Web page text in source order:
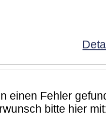
einen Fehler
bitte hier